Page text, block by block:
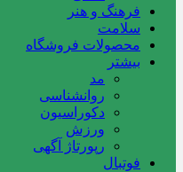
فرهنگ و هنر
سلامت
محصولات فروشگاه
بیشتر
مد
روانشناسی
دکوراسیون
ورزش
رپورتاژ آگهی
فوتبال